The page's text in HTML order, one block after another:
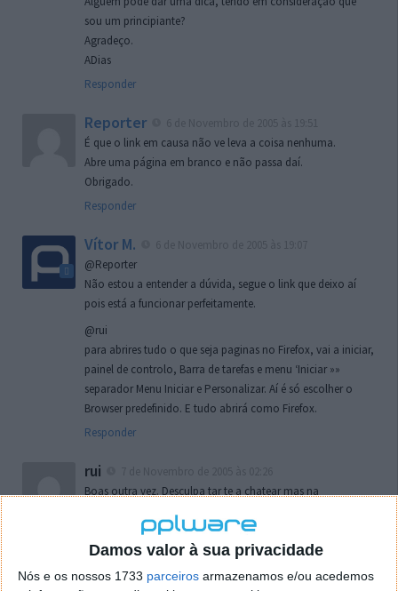
Damos valor à sua privacidade
Nós e os nossos 1733 parceiros armazenamos e/ou acedemos
sou um principiante?
Agradeço.
ADias
Responder
Reporter
É que o link em causa não ve leva a coisa nenhuma.
Abre uma página em branco e não passa daí.
Obrigado.
Responder
Vítor M.
@Reporter
Não estou a entender a dúvida, segue o link que deixo aí
pois está a funcionar perfeitamente.
@rui
para abrires tudo o que seja paginas no Firefox, vai a iniciar,
painel de controlo, Barra de tarefas e menu ‘Iniciar »»
separador Menu Iniciar e Personalizar. Aí é só escolher o
Browser predefinido. E tudo abrirá como Firefox.
Responder
rui
Boas outra vez. Desculpa tar te a chatear mas na
o firefox como browser predefenido
de control tudo e nada. Tou a comecar a desesperar, ate ja
tentei apagar o explorer na tentativa de forçar o uso do